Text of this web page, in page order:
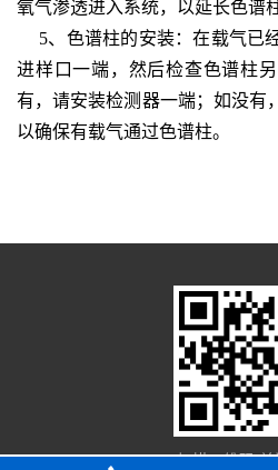
氧气渗透进入系统，以延长色谱
5、色谱柱的安装：在载气已
进样口一端，然后检查色谱柱
有，请安装检测器一端；如没有
以确保有载气通过色谱柱。
扫描二维码